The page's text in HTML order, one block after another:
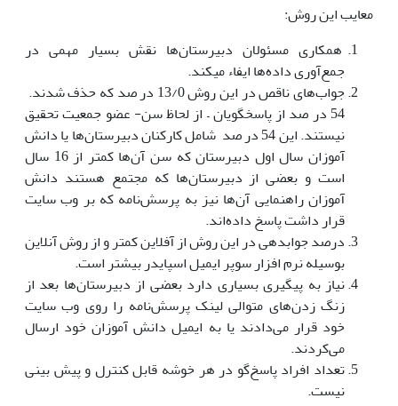
معایب این روش:
همکاری مسئولان دبیرستان‌ها نقش بسیار مهمی در
جمع‌آوری داده‌ها ایفاء میکند.
جواب‌های ناقص در این روش 13/0 در صد که حذف شدند.
54 در صد از پاسخگویان – از لحاظ سن- عضو جمعیت تحقیق
نیستند. این 54 در صد شامل کارکنان دبیرستان‌ها یا دانش
آموزان سال اول دبیرستان که سن آن‌ها کمتر از 16 سال
است و بعضی از دبیرستان‌ها که مجتمع هستند دانش
آموزان راهنمایی آن‌ها نیز به پرسش‌نامه که بر وب سایت
قرار داشت پاسخ داده‌اند.
درصد جوابدهی در این روش از آفلاین کمتر و از روش آنلاین
بوسیله نرم افزار سوپر ایمیل اسپایدر بیشتر است.
نیاز به پیگیری بسیاری دارد بعضی از دبیرستان‌ها بعد از
زنگ زدن‌های متوالی لینک پرسش‌نامه را روی وب سایت
خود قرار می‌دادند یا به ایمیل دانش آموزان خود ارسال
می‌کردند.
تعداد افراد پاسخ‌گو در هر خوشه قابل کنترل و پیش بینی
نیست.